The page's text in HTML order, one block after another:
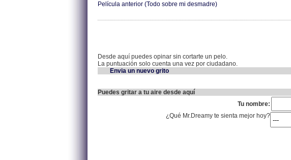
Película anterior (Todo sobre mi desmadre)
Desde aquí puedes opinar sin cortarte un pelo.
La puntuación solo cuenta una vez por ciudadano.
Envia un nuevo grito
Puedes gritar a tu aire desde aquí
Tu nombre:
¿Qué Mr.Dreamy te sienta mejor hoy?